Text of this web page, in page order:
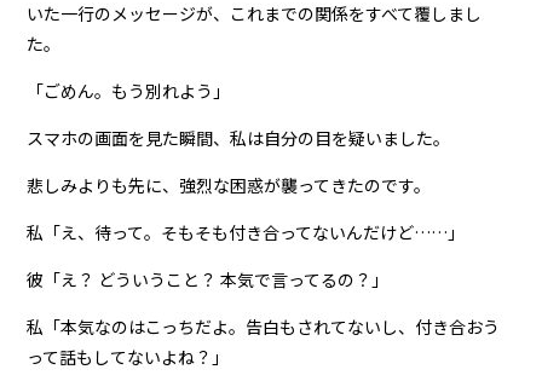
いた一行のメッセージが、これまでの関係をすべて覆しまし
た。
「ごめん。もう別れよう」
スマホの画面を見た瞬間、私は自分の目を疑いました。
悲しみよりも先に、強烈な困惑が襲ってきたのです。
私「え、待って。そもそも付き合ってないんだけど……」
彼「え？ どういうこと？ 本気で言ってるの？」
私「本気なのはこっちだよ。告白もされてないし、付き合おう
って話もしてないよね？」